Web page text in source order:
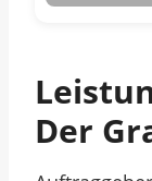
Der